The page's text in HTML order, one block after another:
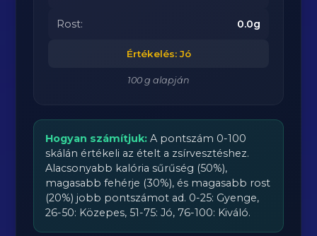
Rost: 0.0g
Értékelés: Jó
100 g alapján
Hogyan számítjuk: A pontszám 0-100
skálán értékeli az ételt a zsírvesztéshez.
Alacsonyabb kalória sűrűség (50%),
magasabb fehérje (30%), és magasabb rost
(20%) jobb pontszámot ad. 0-25: Gyenge,
26-50: Közepes, 51-75: Jó, 76-100: Kiváló.